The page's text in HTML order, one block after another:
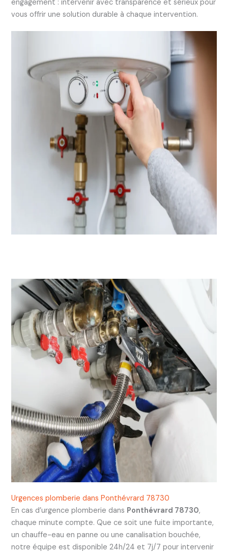
engagement : intervenir avec transparence et sérieux pour
vous offrir une solution durable à chaque intervention.
Urgences plomberie dans Ponthévrard 78730
En cas d’urgence plomberie dans Ponthévrard 78730,
chaque minute compte. Que ce soit une fuite importante,
un chauffe-eau en panne ou une canalisation bouchée,
notre équipe est disponible 24h/24 et 7j/7 pour intervenir